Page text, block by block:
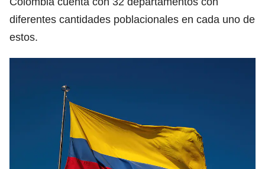
diferentes cantidades poblacionales en cada uno de
estos.